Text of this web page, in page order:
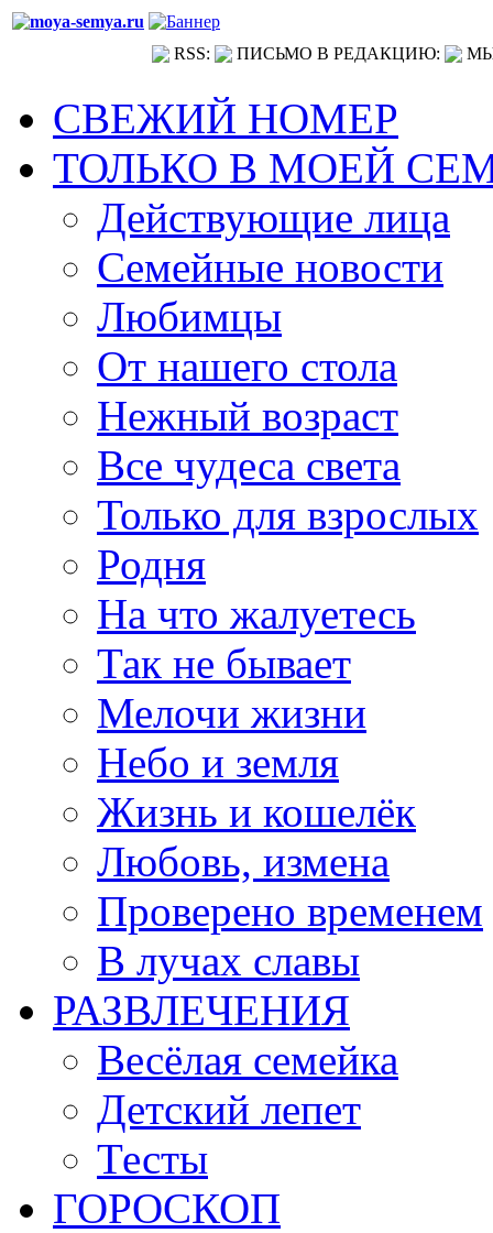
RSS: ПИСЬМО В РЕДАКЦИЮ:
СВЕЖИЙ НОМЕР
ТОЛЬКО В МОЕЙ
Действующие лица
Семейные новости
Любимцы
От нашего стола
Нежный возраст
Все чудеса света
Только для взрослых
Родня
На что жалуетесь
Так не бывает
Мелочи жизни
Небо и земля
Жизнь и кошелёк
Любовь, измена
Проверено временем
В лучах славы
РАЗВЛЕЧЕНИЯ
Весёлая семейка
Детский лепет
Тесты
ГОРОСКОП